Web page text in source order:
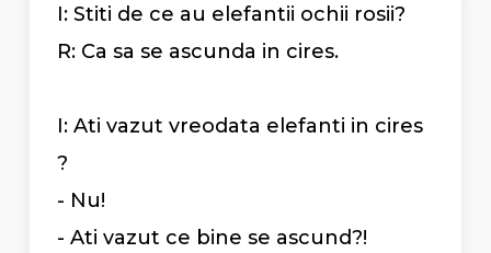
I: Stiti de ce au elefantii ochii rosii?
R: Ca sa se ascunda in cires.
I: Ati vazut vreodata elefanti in cires
?
- Nu!
- Ati vazut ce bine se ascund?!